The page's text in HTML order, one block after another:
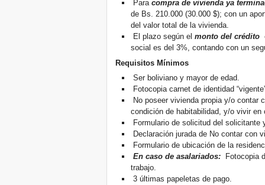
Paracompra de vivienda ya
de Bs. 210.000 (30.000 $); con un
del valor total de la vivienda.
El plazo según elmonto del crédito
social es del 3%, contando con un
Requisitos Mínimos
Ser boliviano y mayor de edad.
Fotocopia carnet de identidad
No poseer vivienda propia y/o contar
condición de habitabilidad, y/o vivir en
Formulario de solicitud del solicitante
Declaración jurada de No contar con
Formulario de ubicación de la
En caso de asalariados:
Fotocopia
trabajo.
3 últimas papeletas de pago.